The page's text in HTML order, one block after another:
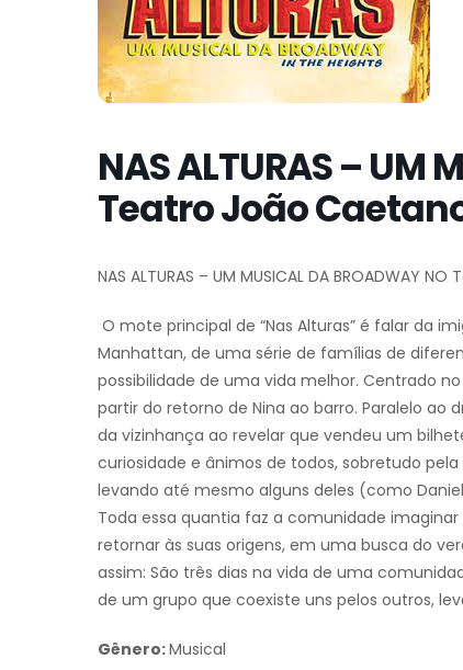
NAS ALTURAS – UM
Teatro João
NAS ALTURAS – UM MUSICAL DA BROADWAY
O mote principal de “Nas Alturas” é falar da
Manhattan, de uma série de famílias de
possibilidade de uma vida melhor. Centrado
partir do retorno de Nina ao barro. Paralelo ao
da vizinhança ao revelar que vendeu um
curiosidade e ânimos de todos, sobretudo
levando até mesmo alguns deles (como
Toda essa quantia faz a comunidade
retornar às suas origens, em uma busca do
assim: São três dias na vida de uma
de um grupo que coexiste uns pelos outros,
Gênero:Musical